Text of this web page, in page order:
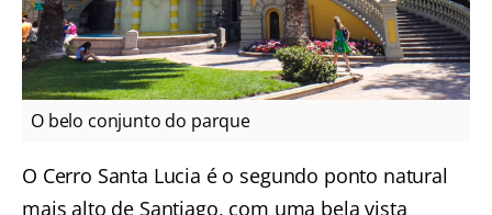
O belo conjunto do parque
O Cerro Santa Lucia é o segundo ponto natural
mais alto de Santiago, com uma bela vista